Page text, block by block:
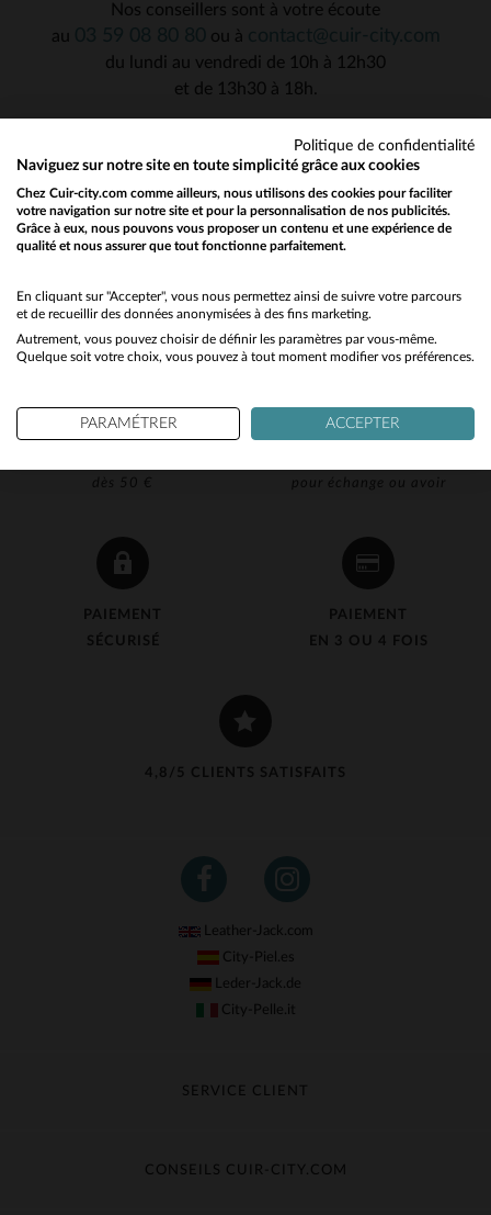
dès 50 €
pour échange ou avoir
PAIEMENT
SÉCURISÉ
PAIEMENT
EN 3 OU 4 FOIS
4,8/5 CLIENTS SATISFAITS
Nos conseillers sont à votre écoute
au
ou à
du lundi au vendredi de 10h à 12h30
et de 13h30 à 18h.
Leather-Jack.com
City-Piel.es
Leder-Jack.de
City-Pelle.it
SERVICE CLIENT
Échange & Remboursement
CONSEILS CUIR-CITY.COM
Would you like to be redirected to our English site?
No
Yes
Politique de confidentialité
Naviguez sur notre site en toute simplicité grâce aux cookies
Chez Cuir-city.com comme ailleurs, nous utilisons des cookies pour faciliter
votre navigation sur notre site et pour la personnalisation de nos publicités.
Grâce à eux, nous pouvons vous proposer un contenu et une expérience de
qualité et nous assurer que tout fonctionne parfaitement.
En cliquant sur "Accepter", vous nous permettez ainsi de suivre votre parcours
et de recueillir des données anonymisées à des fins marketing.
Autrement, vous pouvez choisir de définir les paramètres par vous-même.
Quelque soit votre choix, vous pouvez à tout moment modifier vos préférences.
PARAMÉTRER ACCEPTER